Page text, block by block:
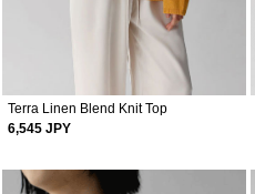
Terra Linen Blend Knit Top
6,545 JPY